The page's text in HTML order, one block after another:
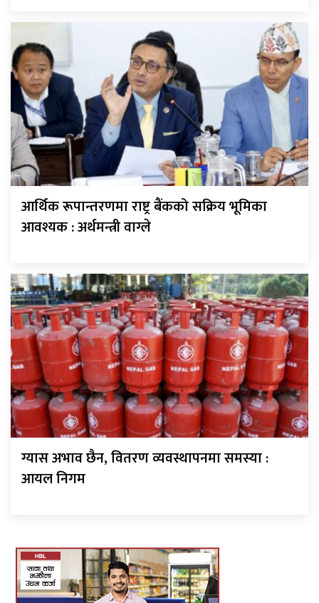
आर्थिक रूपान्तरणमा राष्ट्र बैंकको सक्रिय भूमिका
आवश्यक : अर्थमन्त्री वाग्ले
ग्यास अभाव छैन, वितरण व्यवस्थापनमा समस्या :
आयल निगम